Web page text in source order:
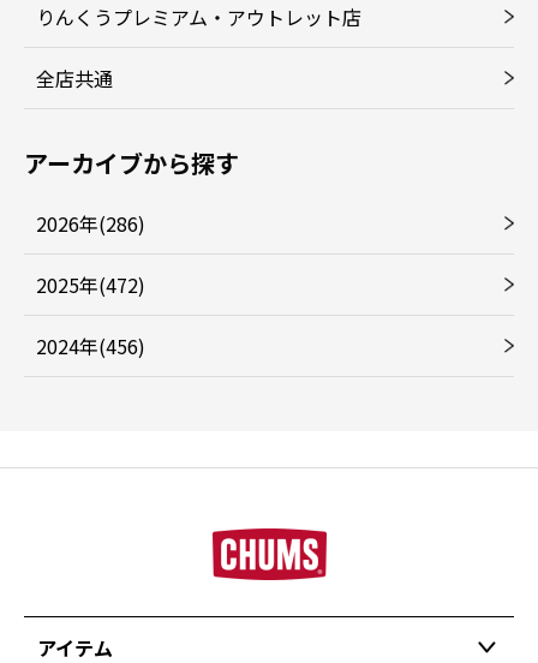
りんくうプレミアム・アウトレット店
全店共通
アーカイブから探す
2026年(286)
2025年(472)
2024年(456)
アイテム